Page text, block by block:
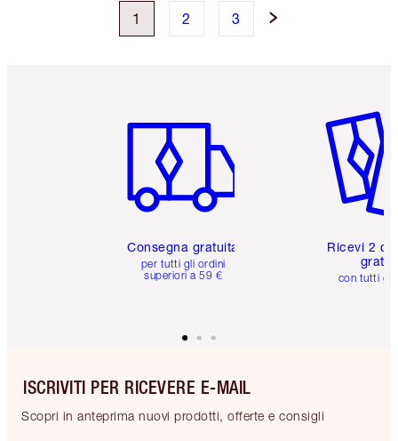
1 2 3
Consegna gratuita
per tutti gli ordini
superiori a 59 €
Ricevi 2
con tutti gli
ISCRIVITI PER RICEVERE E-MAIL
Scopri in anteprima nuovi prodotti, offerte e consigli